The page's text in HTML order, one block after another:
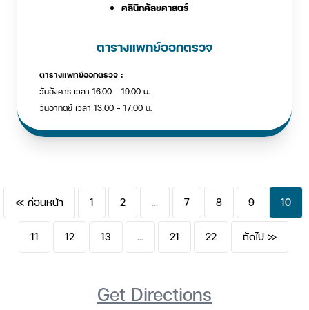
คลินิกศัลยศาสตร์
ตารางแพทย์ออกตรวจ
ตารางแพทย์ออกตรวจ :
วันอังคาร เวลา 16.00 - 19.00 น.
วันอาทิตย์ เวลา 13:00 - 17:00 น.
« ก่อนหน้า 1 2 ... 7 8 9 10
11 12 13 ... 21 22 ถัดไป »
Get Directions